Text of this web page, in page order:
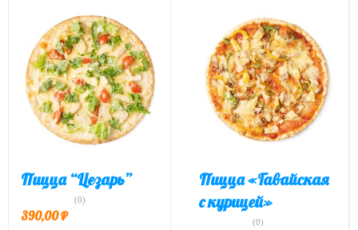
Пицца “Цезарь”
(0)
390,00₽
Пицца «Гавайская
с курицей»
(0)